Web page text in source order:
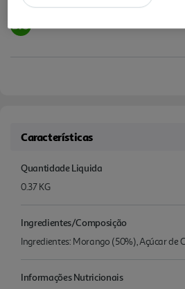
Características
Quantidade Liquida
0.37 KG
Ingredientes/Composição
Ingredientes: Morango (50%), Açúcar de
Informações Nutricionais